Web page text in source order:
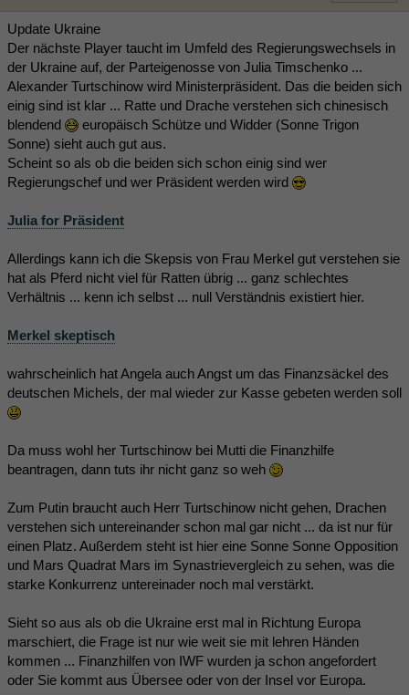
Update Ukraine
Der nächste Player taucht im Umfeld des Regierungswechsels in
der Ukraine auf, der Parteigenosse von Julia Timschenko ...
Alexander Turtschinow wird Ministerpräsident. Das die beiden sich
einig sind ist klar ... Ratte und Drache verstehen sich chinesisch
blendend
europäisch Schütze und Widder (Sonne Trigon
Sonne) sieht auch gut aus.
Scheint so als ob die beiden sich schon einig sind wer
Regierungschef und wer Präsident werden wird
Julia for Präsident
Allerdings kann ich die Skepsis von Frau Merkel gut verstehen sie
hat als Pferd nicht viel für Ratten übrig ... ganz schlechtes
Verhältnis ... kenn ich selbst ... null Verständnis existiert hier.
Merkel skeptisch
wahrscheinlich hat Angela auch Angst um das Finanzsäckel des
deutschen Michels, der mal wieder zur Kasse gebeten werden soll
Da muss wohl her Turtschinow bei Mutti die Finanzhilfe
beantragen, dann tuts ihr nicht ganz so weh
Zum Putin braucht auch Herr Turtschinow nicht gehen, Drachen
verstehen sich untereinander schon mal gar nicht ... da ist nur für
einen Platz. Außerdem steht ist hier eine Sonne Sonne Opposition
und Mars Quadrat Mars im Synastrievergleich zu sehen, was die
starke Konkurrenz untereinader noch mal verstärkt.
Sieht so aus als ob die Ukraine erst mal in Richtung Europa
marschiert, die Frage ist nur wie weit sie mit lehren Händen
kommen ... Finanzhilfen von IWF wurden ja schon angefordert
oder Sie kommt aus Übersee oder von der Insel vor Europa.